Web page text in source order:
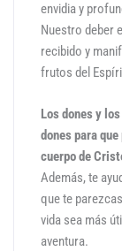
envidia y
Nuestro deber
recibido y
frutos del
Los dones y
dones para
cuerpo de
Además, te
que te
vida sea más
aventura.